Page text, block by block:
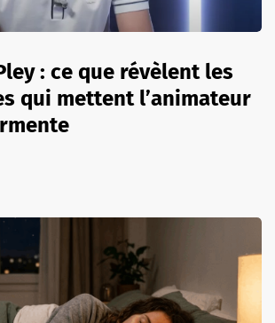
: ce que révèlent les
qui mettent l’animateur